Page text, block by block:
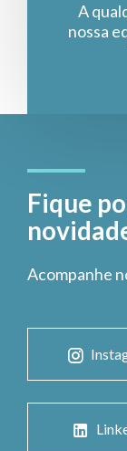
A
nossa
Fique
Acompanhe